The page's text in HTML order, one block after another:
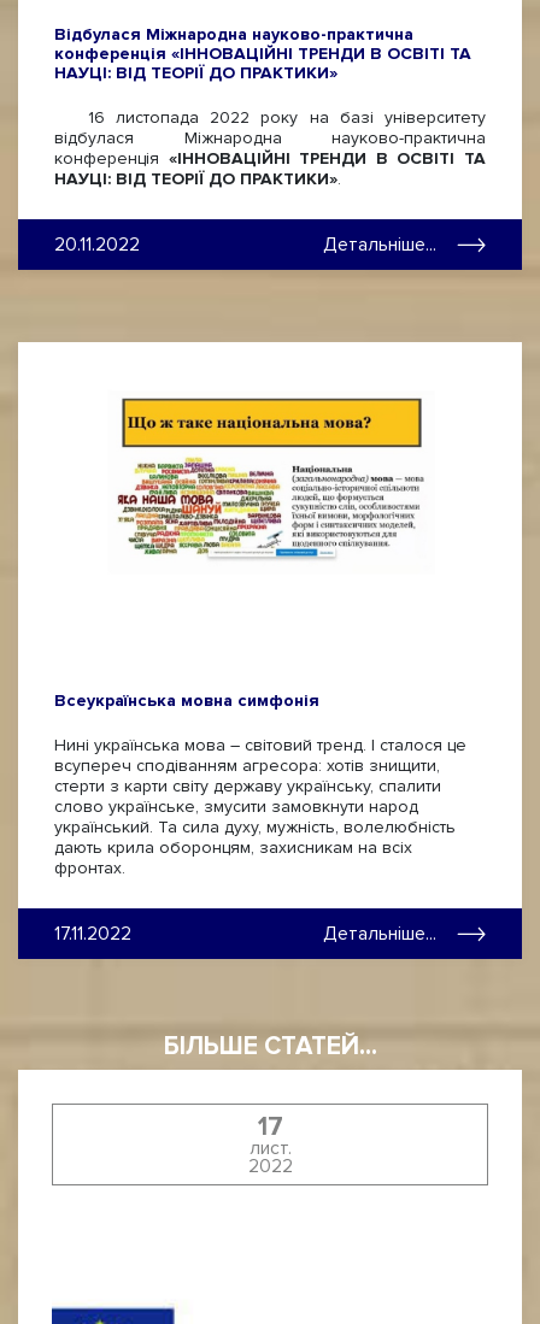
Відбулася Міжнародна науково-практична
конференція «ІННОВАЦІЙНІ ТРЕНДИ В ОСВІТІ ТА
НАУЦІ: ВІД ТЕОРІЇ ДО ПРАКТИКИ»
16 листопада 2022 року на базі університету
відбулася Міжнародна науково-практична
конференція «ІННОВАЦІЙНІ ТРЕНДИ В ОСВІТІ ТА
НАУЦІ: ВІД ТЕОРІЇ ДО ПРАКТИКИ».
20.11.2022 Детальніше...
Всеукраїнська мовна симфонія
Нині українська мова – світовий тренд. І сталося це
всупереч сподіванням агресора: хотів знищити,
стерти з карти світу державу українську, спалити
слово українське, змусити замовкнути народ
український. Та сила духу, мужність, волелюбність
дають крила оборонцям, захисникам на всіх
фронтах.
17.11.2022 Детальніше...
БІЛЬШЕ СТАТЕЙ...
17
лист.
2022